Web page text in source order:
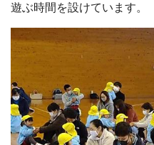
遊ぶ時間を設けています。